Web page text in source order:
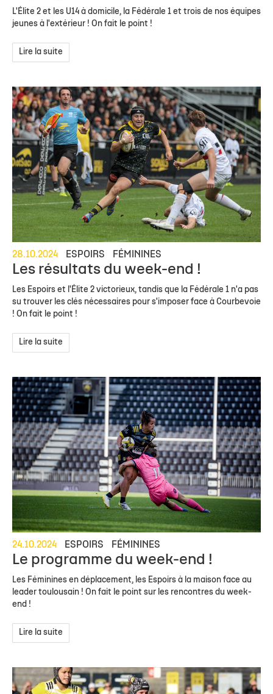
L'Élite 2 et les U14 à domicile, la Fédérale 1 et trois de nos équipes
jeunes à l'extérieur ! On fait le point !
Lire la suite
28.10.2024 ESPOIRS FÉMININES
Les résultats du week-end !
Les Espoirs et l'Élite 2 victorieux, tandis que la Fédérale 1 n'a pas
su trouver les clés nécessaires pour s'imposer face à Courbevoie
! On fait le point !
Lire la suite
24.10.2024 ESPOIRS FÉMININES
Le programme du week-end !
Les Féminines en déplacement, les Espoirs à la maison face au
leader toulousain ! On fait le point sur les rencontres du week-
end !
Lire la suite